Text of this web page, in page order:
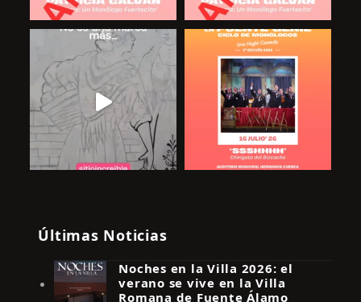
Últimas Noticias
Noches en la Villa 2026: el
verano se vive en la Villa
Romana de Fuente Álamo